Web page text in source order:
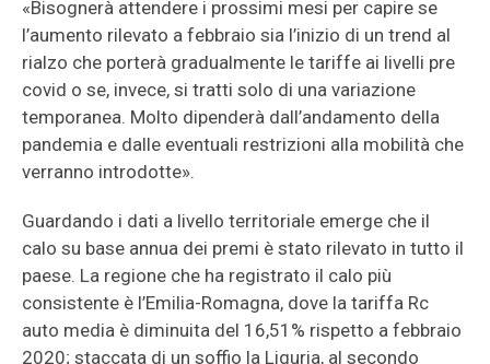
«Bisognerà attendere i prossimi mesi per capire se
l’aumento rilevato a febbraio sia l’inizio di un trend al
rialzo che porterà gradualmente le tariffe ai livelli pre
covid o se, invece, si tratti solo di una variazione
temporanea. Molto dipenderà dall’andamento della
pandemia e dalle eventuali restrizioni alla mobilità che
verranno introdotte».
Guardando i dati a livello territoriale emerge che il
calo su base annua dei premi è stato rilevato in tutto il
paese. La regione che ha registrato il calo più
consistente è l’Emilia-Romagna, dove la tariffa Rc
auto media è diminuita del 16,51% rispetto a febbraio
2020; staccata di un soffio la Liguria, al secondo